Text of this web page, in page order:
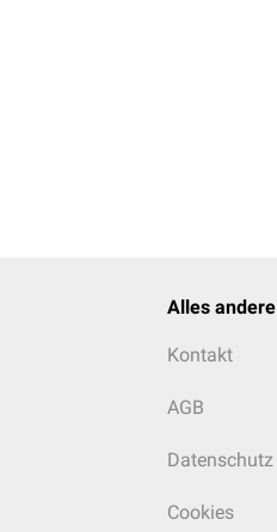
Alles andere
Kontakt
AGB
Datenschutz
Cookies